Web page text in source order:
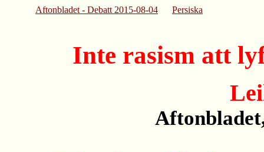
Aftonbladet - Debatt 2015-08-04 Persiska
Inte rasism att